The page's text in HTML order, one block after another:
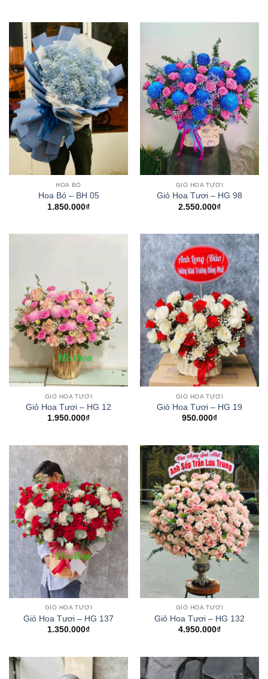
HOA BÓ
Hoa Bó – BH 05
1.850.000₫
GIỎ HOA TƯƠI
Giỏ Hoa Tươi – HG 98
2.550.000₫
GIỎ HOA TƯƠI
Giỏ Hoa Tươi – HG 12
1.950.000₫
GIỎ HOA TƯƠI
Giỏ Hoa Tươi – HG 19
950.000₫
GIỎ HOA TƯƠI
Giỏ Hoa Tươi – HG 137
1.350.000₫
GIỎ HOA TƯƠI
Giỏ Hoa Tươi – HG 132
4.950.000₫